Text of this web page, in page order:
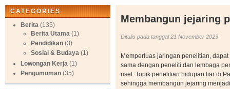
CATEGORIES
Berita (135)
Berita Utama (1)
Pendidikan (3)
Sosial & Budaya (1)
Lowongan Kerja (1)
Pengumuman (35)
Membangun jejaring
Ditulis pada tanggal 21 November 2023
Memperluas jaringan penelitian,
sama dengan peneliti dan lembaga
riset. Topik penelitian hidupan liar di
sehingga membangun jejaring